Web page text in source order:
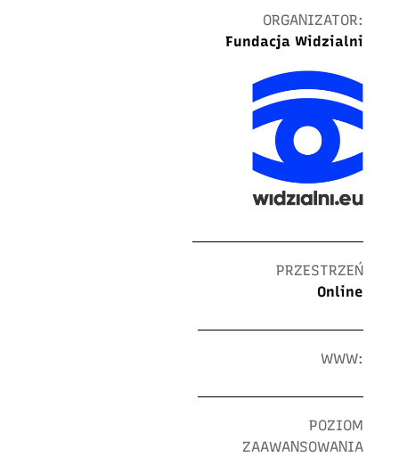
ORGANIZATOR:
Fundacja Widzialni
PRZESTRZEŃ
Online
WWW:
POZIOM
ZAAWANSOWANIA